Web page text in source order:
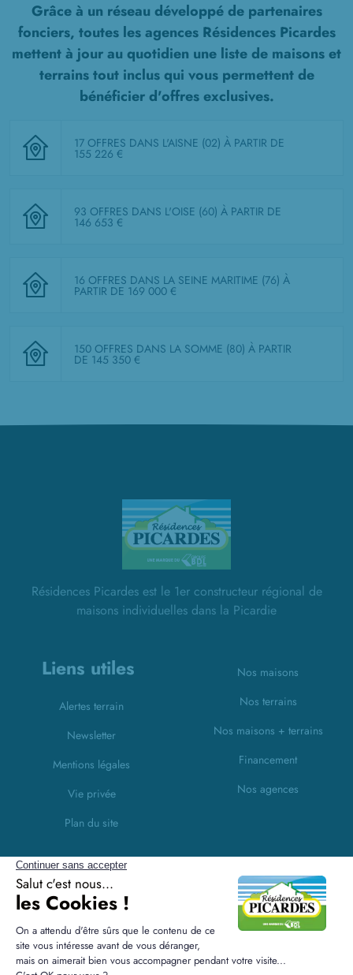
Grâce à un réseau développé de partenaires
fonciers, toutes les agences Résidences Picardes
mettent à jour au quotidien une liste de maisons et
terrains tout inclusqui vous permettent de
bénéficier d'offres exclusives.
17 OFFRES DANS L'AISNE (02) À PARTIR DE
155 226 €
93 OFFRES DANS L'OISE (60) À PARTIR DE
146 653 €
16 OFFRES DANS LA SEINE MARITIME (76) À
PARTIR DE 169 000 €
150 OFFRES DANS LA SOMME (80) À PARTIR
DE 145 350 €
Résidences Picardes est le 1er constructeur régional de
maisons individuelles dans la Picardie
Liens utiles
Alertes terrain
Newsletter
Mentions légales
Vie privée
Plan du site
Nos maisons
Nos terrains
Nos maisons + terrains
Financement
Nos agences